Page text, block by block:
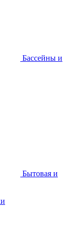
Бассейны и
Бытовая и